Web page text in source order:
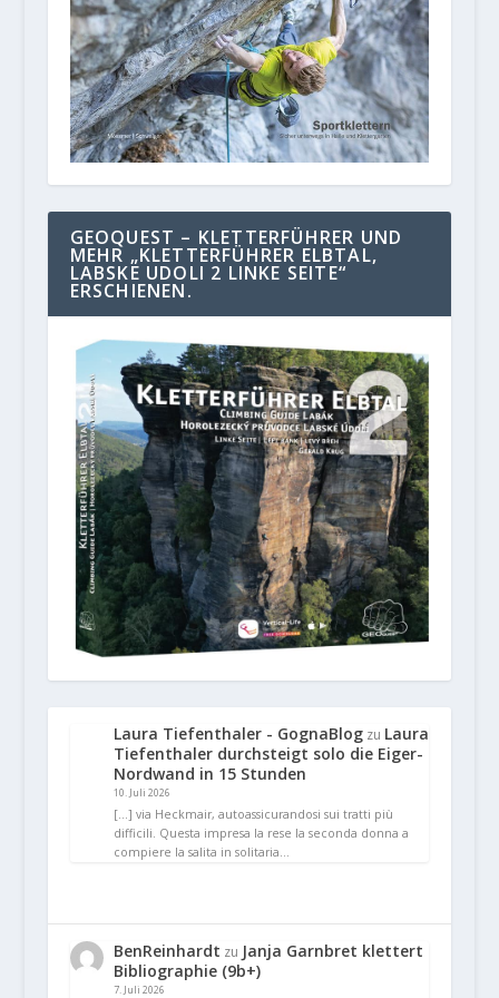
GEOQUEST – KLETTERFÜHRER UND
MEHR „KLETTERFÜHRER ELBTAL,
LABSKE UDOLI 2 LINKE SEITE“
ERSCHIENEN.
Laura Tiefenthaler - GognaBlogzu Laura
Tiefenthaler durchsteigt solo die Eiger-
Nordwand in 15 Stunden
10. Juli 2026
[…] via Heckmair, autoassicurandosi sui tratti più
difficili. Questa impresa la rese la seconda donna a
compiere la salita in solitaria…
BenReinhardt zu Janja Garnbret klettert
Bibliographie (9b+)
7. Juli 2026